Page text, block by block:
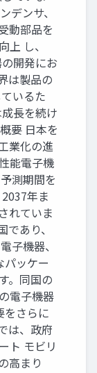
デンサ、
動部品を
上 し、
開発にお
は製品の
いるた
長を続け
要 日本を
業化の進
能電子機
測期間を
年ま
れていま
あり、
子機器、
パッケー
。同国の
電子機器
をさらに
は、政府
ト モビリ
高まり